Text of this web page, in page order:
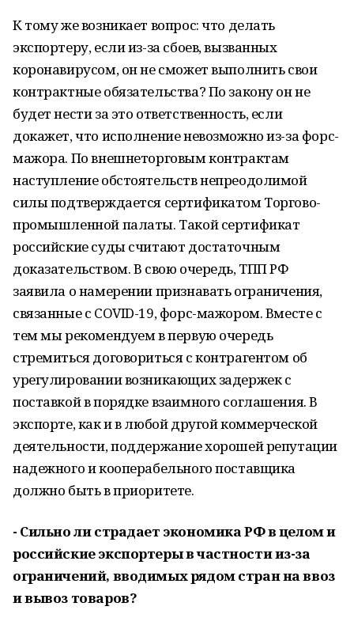
К тому же возникает вопрос: что делать
экспортеру, если из-за сбоев, вызванных
коронавирусом, он не сможет выполнить свои
контрактные обязательства? По закону он не
будет нести за это ответственность, если
докажет, что исполнение невозможно из-за форс-
мажора. По внешнеторговым контрактам
наступление обстоятельств непреодолимой
силы подтверждается сертификатом Торгово-
промышленной палаты. Такой сертификат
российские суды считают достаточным
доказательством. В свою очередь, ТПП РФ
заявила о намерении признавать ограничения,
связанные с COVID-19, форс-мажором. Вместе с
тем мы рекомендуем в первую очередь
стремиться договориться с контрагентом об
урегулировании возникающих задержек с
поставкой в порядке взаимного соглашения. В
экспорте, как и в любой другой коммерческой
деятельности, поддержание хорошей репутации
надежного и кооперабельного поставщика
должно быть в приоритете.
- Сильно ли страдает экономика РФ в целом и
российские экспортеры в частности из-за
ограничений, вводимых рядом стран на ввоз
и вывоз товаров?